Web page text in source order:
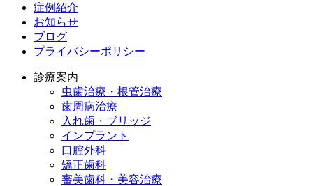
症例紹介
お知らせ
ブログ
プライバシーポリシー
診療案内
虫歯治療・根管治療
歯周病治療
入れ歯・ブリッジ
インプラント
口腔外科
矯正歯科
審美歯科・美容治療